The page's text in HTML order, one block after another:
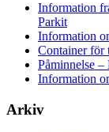
Information
Parkit
Information
Container för
Påminnelse –
Information
Arkiv